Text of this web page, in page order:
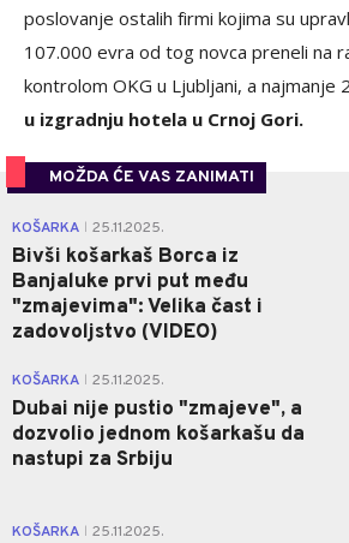
poslovanje ostalih firmi kojima su
107.000 evra od tog novca preneli na
kontrolom OKG u Ljubljani, a najmanje
u izgradnju hotela u Crnoj Gori.
MOŽDA ĆE VAS ZANIMATI
KOŠARKA 25.11.2025.
Bivši košarkaš Borca iz
Banjaluke prvi put među
"zmajevima": Velika čast i
zadovoljstvo (VIDEO)
KOŠARKA 25.11.2025.
Dubai nije pustio "zmajeve", a
dozvolio jednom košarkašu da
nastupi za Srbiju
KOŠARKA 25.11.2025.